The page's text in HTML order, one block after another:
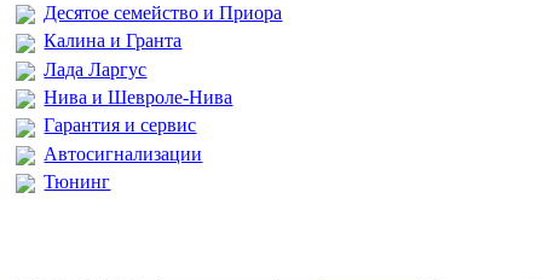
Десятое семейство и Приора
Калина и Гранта
Лада Ларгус
Нива и Шевроле-Нива
Гарантия и сервис
Автосигнализации
Тюнинг